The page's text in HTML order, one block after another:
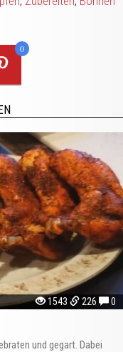
0
1543 226 0
und gegart. Dabei